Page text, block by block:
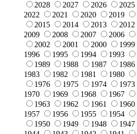
2028
2027 2026 2025
2022
2021 2020 2019
2015
2014 2013 2012
2009
2008 2007 2006
2002
2001 2000 1999
1996
1995 1994 1993
1989
1988 1987 1986
1983
1982 1981 1980
1976
1975 1974 1973
1970
1969 1968 1967
1963
1962 1961 1960
1957
1956 1955 1954
1950
1949 1948 1947